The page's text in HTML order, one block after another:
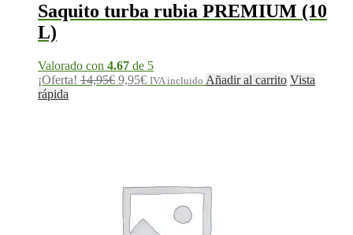
Saquito turba rubia PREMIUM (10
L)
Valorado con 4.67 de 5
¡Oferta! 14,95€ 9,95€ IVA incluido Añadir al carrito Vista
rápida